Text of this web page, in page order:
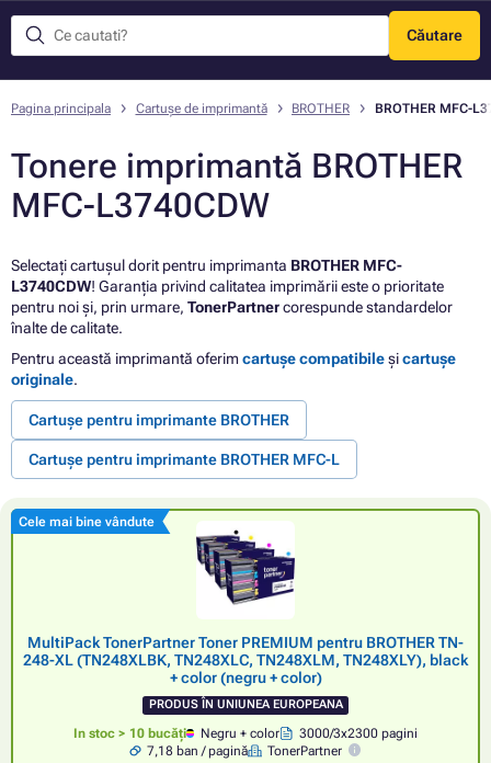
Căutare
Meniu
Pagina principala Cartușe de imprimantă BROTHER BROTHER MFC-
Tonere imprimantă BROTHER
MFC-L3740CDW
Selectați cartușul dorit pentru imprimanta BROTHER MFC-
L3740CDW! Garanția privind calitatea imprimării este o prioritate
pentru noi și, prin urmare, TonerPartnercorespunde standardelor
înalte de calitate.
Pentru această imprimantă oferimcartușe compatibileșicartușe
originale.
Cartușe pentru imprimante BROTHER
Cartușe pentru imprimante BROTHER MFC-L
Cele mai bine vândute
MultiPack TonerPartner Toner PREMIUM pentru BROTHER TN-
248-XL (TN248XLBK, TN248XLC, TN248XLM, TN248XLY), black
+ color (negru + color)
PRODUS ÎN UNIUNEA EUROPEANA
In stoc > 10 bucăți Negru + color
3000/3x2300 pagini
7,18 ban / pagină
TonerPartner